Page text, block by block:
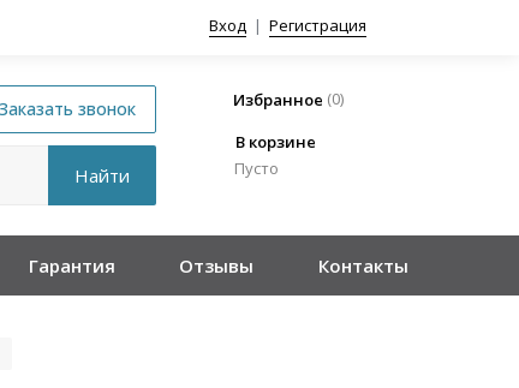
Вход | Регистрация
Избранное (0)
В корзине
Пусто
Гарантия Отзывы Контакты